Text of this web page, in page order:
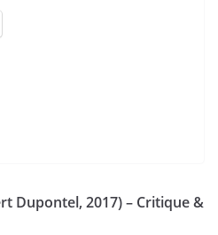
Dupontel, 2017) – Critique &